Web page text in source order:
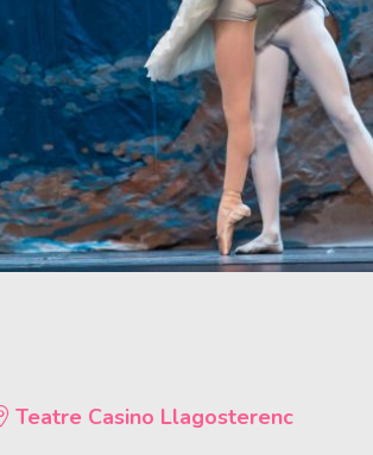
Teatre Casino Llagosterenc